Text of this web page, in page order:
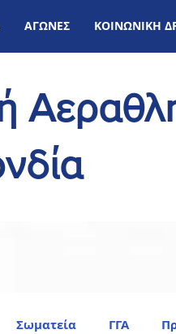
ΑΓΩΝΕΣ ΚΟΙΝΩΝΙΚΗ
Σωματεία ΓΓΑ